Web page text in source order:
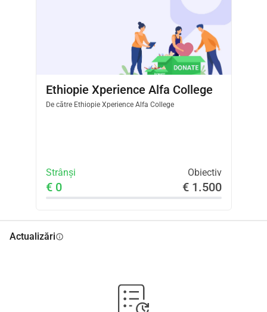
Ethiopie Xperience Alfa College
De cătreEthiopie Xperience Alfa College
Strânși Obiectiv
€ 0 € 1.500
Actualizăriinfo